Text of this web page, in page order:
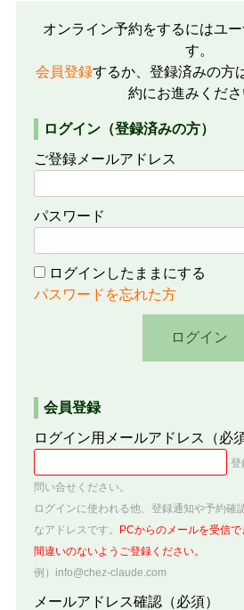
オンライン予約をするにはユ
す。
会員登録するか、登録済みの方
約にお進みくださ
ログイン（登録済みの方）
ご登録メールアドレス
パスワード
ログインしたままにする
パスワードを忘れた方
会員登録
ログイン用メールアドレス （必
登
問い合せください。
ログインに使われる他、登録通知や予約確
なアドレスです。
PCからのメールを受信
間違いのないようご登録ください。
例）info@chez-claude.com
メールアドレス確認（必須）